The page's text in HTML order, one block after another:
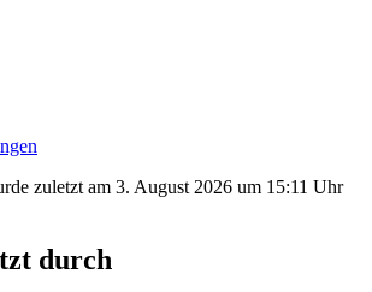
zuletzt am 3. August 2026 um 15:11 Uhr
durch